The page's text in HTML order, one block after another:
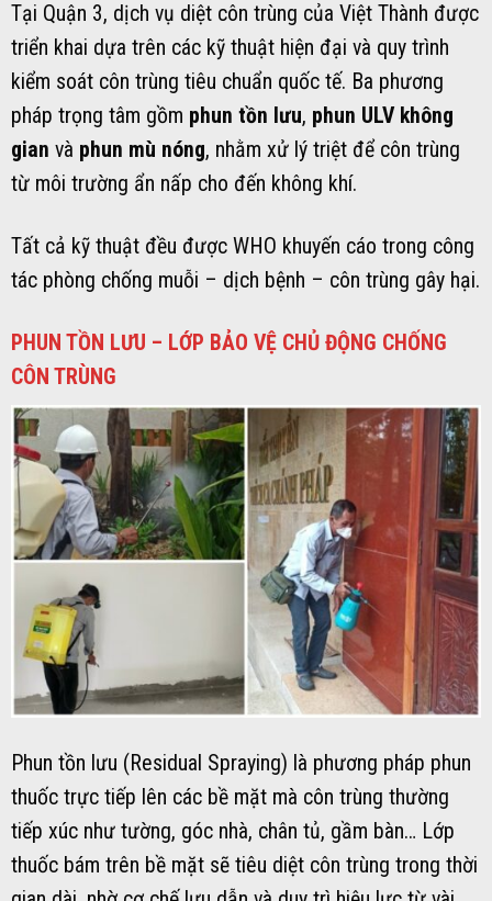
Tại Quận 3, dịch vụ diệt côn trùng của Việt Thành được
triển khai dựa trên các kỹ thuật hiện đại và quy trình
kiểm soát côn trùng tiêu chuẩn quốc tế. Ba phương
pháp trọng tâm gồm phun tồn lưu, phun ULV không
gian và phun mù nóng, nhằm xử lý triệt để côn trùng
từ môi trường ẩn nấp cho đến không khí.
Tất cả kỹ thuật đều được WHO khuyến cáo trong công
tác phòng chống muỗi – dịch bệnh – côn trùng gây hại.
PHUN TỒN LƯU – LỚP BẢO VỆ CHỦ ĐỘNG CHỐNG
CÔN TRÙNG
Phun tồn lưu (Residual Spraying) là phương pháp phun
thuốc trực tiếp lên các bề mặt mà côn trùng thường
tiếp xúc như tường, góc nhà, chân tủ, gầm bàn… Lớp
thuốc bám trên bề mặt sẽ tiêu diệt côn trùng trong thời